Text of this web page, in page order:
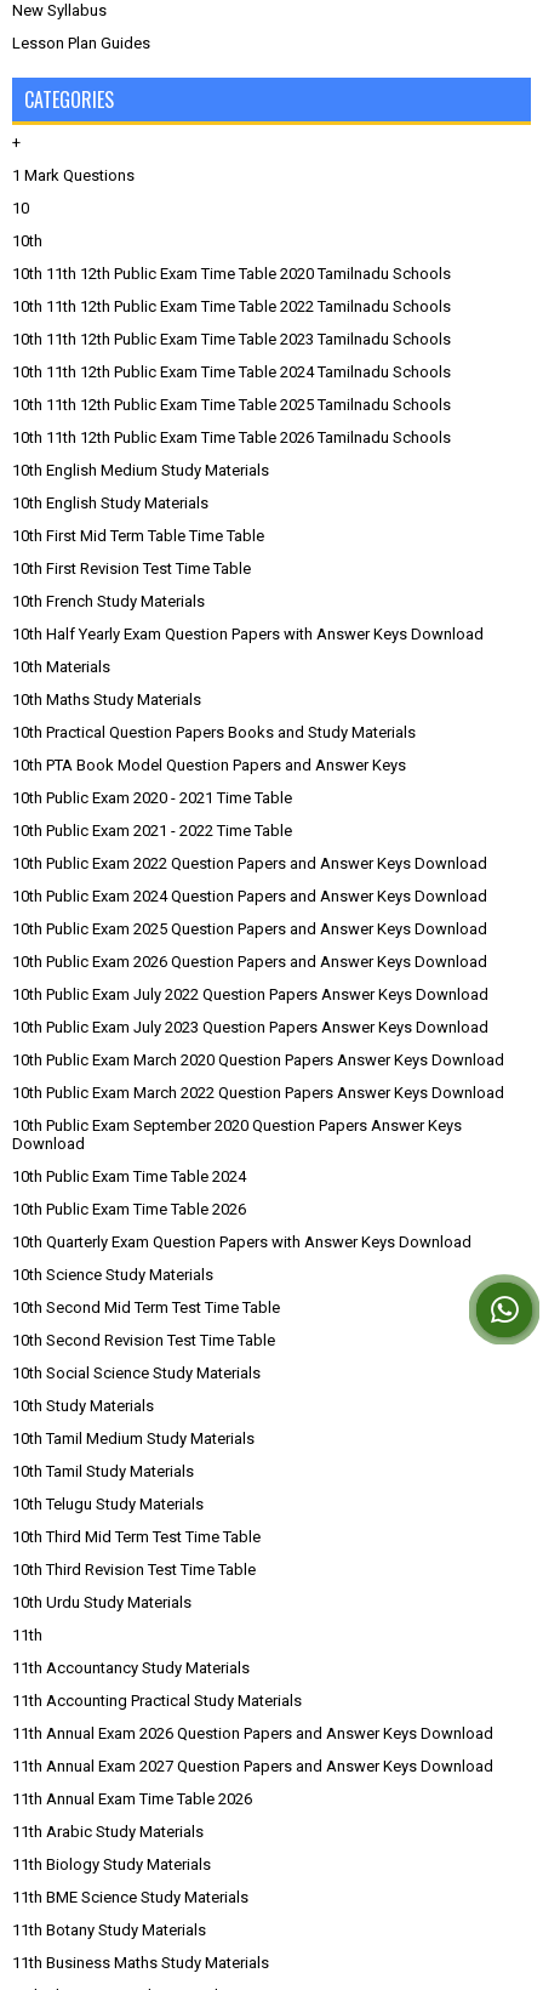
New Syllabus
Lesson Plan Guides
CATEGORIES
+
1 Mark Questions
10
10th
10th 11th 12th Public Exam Time Table 2020 Tamilnadu Schools
10th 11th 12th Public Exam Time Table 2022 Tamilnadu Schools
10th 11th 12th Public Exam Time Table 2023 Tamilnadu Schools
10th 11th 12th Public Exam Time Table 2024 Tamilnadu Schools
10th 11th 12th Public Exam Time Table 2025 Tamilnadu Schools
10th 11th 12th Public Exam Time Table 2026 Tamilnadu Schools
10th English Medium Study Materials
10th English Study Materials
10th First Mid Term Table Time Table
10th First Revision Test Time Table
10th French Study Materials
10th Half Yearly Exam Question Papers with Answer Keys Download
10th Materials
10th Maths Study Materials
10th Practical Question Papers Books and Study Materials
10th PTA Book Model Question Papers and Answer Keys
10th Public Exam 2020 - 2021 Time Table
10th Public Exam 2021 - 2022 Time Table
10th Public Exam 2022 Question Papers and Answer Keys Download
10th Public Exam 2024 Question Papers and Answer Keys Download
10th Public Exam 2025 Question Papers and Answer Keys Download
10th Public Exam 2026 Question Papers and Answer Keys Download
10th Public Exam July 2022 Question Papers Answer Keys Download
10th Public Exam July 2023 Question Papers Answer Keys Download
10th Public Exam March 2020 Question Papers Answer Keys Download
10th Public Exam March 2022 Question Papers Answer Keys Download
10th Public Exam September 2020 Question Papers Answer Keys
Download
10th Public Exam Time Table 2024
10th Public Exam Time Table 2026
10th Quarterly Exam Question Papers with Answer Keys Download
10th Science Study Materials
10th Second Mid Term Test Time Table
10th Second Revision Test Time Table
10th Social Science Study Materials
10th Study Materials
10th Tamil Medium Study Materials
10th Tamil Study Materials
10th Telugu Study Materials
10th Third Mid Term Test Time Table
10th Third Revision Test Time Table
10th Urdu Study Materials
11th
11th Accountancy Study Materials
11th Accounting Practical Study Materials
11th Annual Exam 2026 Question Papers and Answer Keys Download
11th Annual Exam 2027 Question Papers and Answer Keys Download
11th Annual Exam Time Table 2026
11th Arabic Study Materials
11th Biology Study Materials
11th BME Science Study Materials
11th Botany Study Materials
11th Business Maths Study Materials